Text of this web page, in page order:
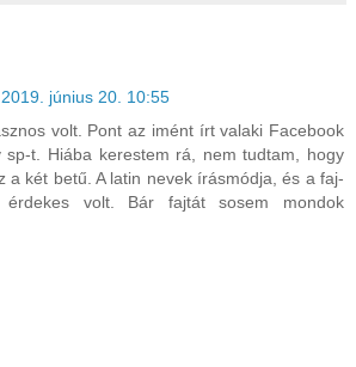
2019. június 20. 10:55
volt. Pont az imént írt valaki Facebook
sp-t. Hiába kerestem rá, nem tudtam, hogy
a két betű. A latin nevek írásmódja, és a faj-
volt. Bár fajtát sosem mondok